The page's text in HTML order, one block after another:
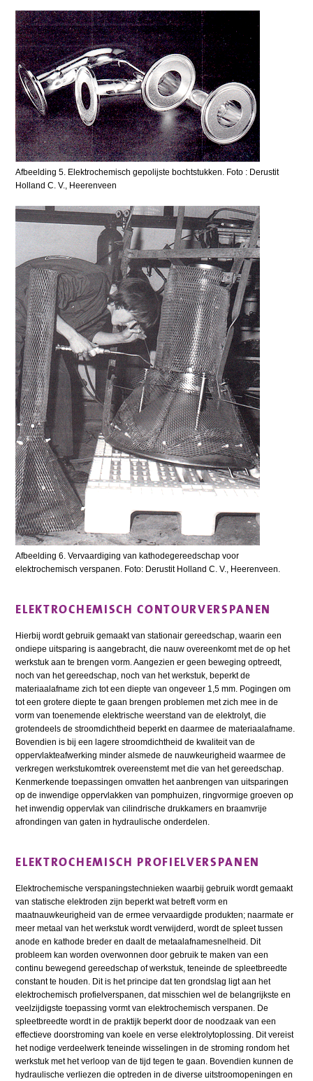
Afbeelding 5. Elektrochemisch gepolijste bochtstukken. Foto : Derustit
Holland C. V., Heerenveen
Afbeelding 6. Vervaardiging van kathodegereedschap voor
elektrochemisch verspanen. Foto: Derustit Holland C. V., Heerenveen.
ELEKTROCHEMISCH CONTOURVERSPANEN
Hierbij wordt gebruik gemaakt van stationair gereedschap, waarin een
ondiepe uitsparing is aangebracht, die nauw overeenkomt met de op het
werkstuk aan te brengen vorm. Aangezien er geen beweging optreedt,
noch van het gereedschap, noch van het werkstuk, beperkt de
materiaalafname zich tot een diepte van ongeveer 1,5 mm. Pogingen om
tot een grotere diepte te gaan brengen problemen met zich mee in de
vorm van toenemende elektrische weerstand van de elektrolyt, die
grotendeels de stroomdichtheid beperkt en daarmee de materiaalafname.
Bovendien is bij een lagere stroomdichtheid de kwaliteit van de
oppervlakteafwerking minder alsmede de nauwkeurigheid waarmee de
verkregen werkstukomtrek overeenstemt met die van het gereedschap.
Kenmerkende toepassingen omvatten het aanbrengen van uitsparingen
op de inwendige oppervlakken van pomphuizen, ringvormige groeven op
het inwendig oppervlak van cilindrische drukkamers en braamvrije
afrondingen van gaten in hydraulische onderdelen.
ELEKTROCHEMISCH PROFIELVERSPANEN
Elektrochemische verspaningstechnieken waarbij gebruik wordt gemaakt
van statische elektroden zijn beperkt wat betreft vorm en
maatnauwkeurigheid van de ermee vervaardigde produkten; naarmate er
meer metaal van het werkstuk wordt verwijderd, wordt de spleet tussen
anode en kathode breder en daalt de metaalafnamesnelheid. Dit
probleem kan worden overwonnen door gebruik te maken van een
continu bewegend gereedschap of werkstuk, teneinde de spleetbreedte
constant te houden. Dit is het principe dat ten grondslag ligt aan het
elektrochemisch profielverspanen, dat misschien wel de belangrijkste en
veelzijdigste toepassing vormt van elektrochemisch verspanen. De
spleetbreedte wordt in de praktijk beperkt door de noodzaak van een
effectieve doorstroming van koele en verse elektrolytoplossing. Dit vereist
het nodige verdeelwerk teneinde wisselingen in de stroming rondom het
werkstuk met het verloop van de tijd tegen te gaan. Bovendien kunnen de
hydraulische verliezen die optreden in de diverse uitstroomopeningen en